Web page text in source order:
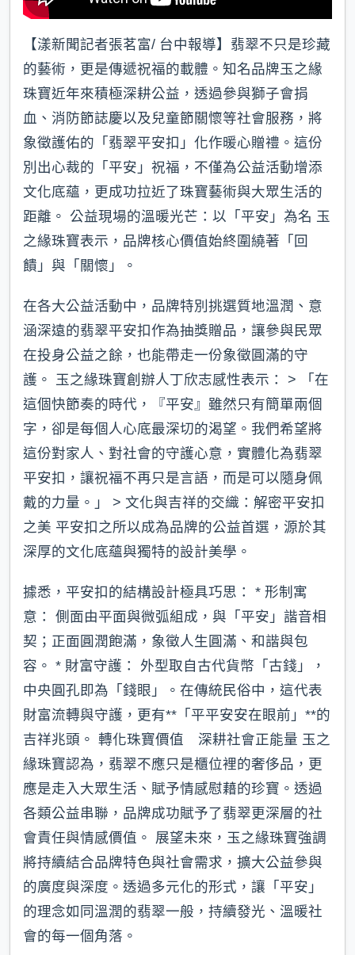
【漾新聞記者張茗富/ 台中報導】翡翠不只是珍藏
的藝術，更是傳遞祝福的載體。知名品牌玉之緣
珠寶近年來積極深耕公益，透過參與獅子會捐
血、消防節誌慶以及兒童節關懷等社會服務，將
象徵護佑的「翡翠平安扣」化作暖心贈禮。這份
別出心裁的「平安」祝福，不僅為公益活動增添
文化底蘊，更成功拉近了珠寶藝術與大眾生活的
距離。 公益現場的溫暖光芒：以「平安」為名 玉
之緣珠寶表示，品牌核心價值始終圍繞著「回
饋」與「關懷」。
在各大公益活動中，品牌特別挑選質地溫潤、意
涵深遠的翡翠平安扣作為抽獎贈品，讓參與民眾
在投身公益之餘，也能帶走一份象徵圓滿的守
護。 玉之緣珠寶創辦人丁欣志感性表示： > 「在
這個快節奏的時代，『平安』雖然只有簡單兩個
字，卻是每個人心底最深切的渴望。我們希望將
這份對家人、對社會的守護心意，實體化為翡翠
平安扣，讓祝福不再只是言語，而是可以隨身佩
戴的力量。」 > 文化與吉祥的交織：解密平安扣
之美 平安扣之所以成為品牌的公益首選，源於其
深厚的文化底蘊與獨特的設計美學。
據悉，平安扣的結構設計極具巧思： * 形制寓
意： 側面由平面與微弧組成，與「平安」諧音相
契；正面圓潤飽滿，象徵人生圓滿、和諧與包
容。 * 財富守護： 外型取自古代貨幣「古錢」，
中央圓孔即為「錢眼」。在傳統民俗中，這代表
財富流轉與守護，更有**「平平安安在眼前」**的
吉祥兆頭。 轉化珠寶價值 深耕社會正能量 玉之
緣珠寶認為，翡翠不應只是櫃位裡的奢侈品，更
應是走入大眾生活、賦予情感慰藉的珍寶。透過
各類公益串聯，品牌成功賦予了翡翠更深層的社
會責任與情感價值。 展望未來，玉之緣珠寶強調
將持續結合品牌特色與社會需求，擴大公益參與
的廣度與深度。透過多元化的形式，讓「平安」
的理念如同溫潤的翡翠一般，持續發光、溫暖社
會的每一個角落。